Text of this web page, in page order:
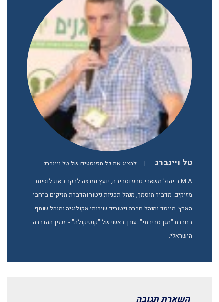
טל ויינברג |
להציג את כל הפוסטים של טל ויינברג
M.A בניהול משאבי טבע וסביבה, יועץ ומרצה לבקרת אוכלוסיות
מזיקים. מדביר מוסמך, מנהל תכניות ניטור והדברת מזיקים ברחבי
הארץ. מייסד ומנהל חברת ניטורים שירותי אקולוגיה ומנהל שותף
בחברת "מגן סביבתי". עורך ראשי של "קוטיקולה" - מגזין ההדברה
הישראלי.
השארת תגובה